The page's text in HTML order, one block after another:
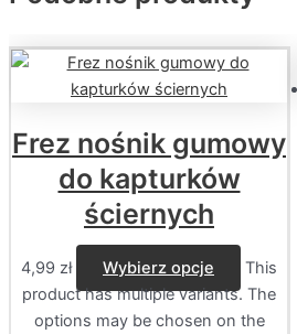
Frez nośnik gumowy
do kapturków
ściernych
4,99 zł Wybierz opcje
This
product has multiple variants. The
options may be chosen on the